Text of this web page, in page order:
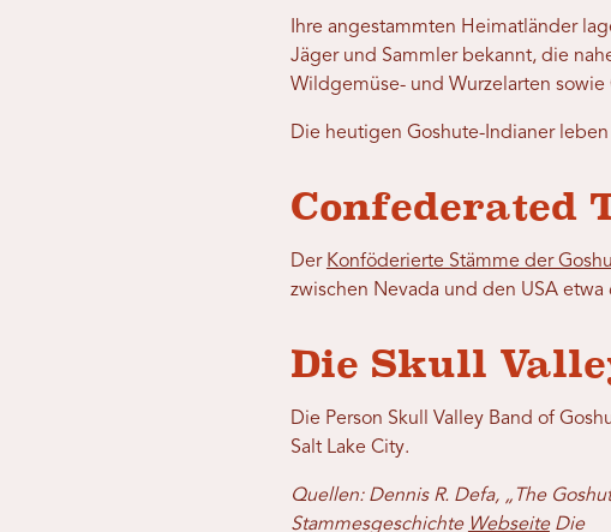
Ihre angestammten Heimatländer
Jäger und Sammler bekannt, die
Wildgemüse- und Wurzelarten
Die heutigen Goshute-Indianer
Confederated
Der Konföderierte Stämme der
zwischen Nevada und den USA
Die Skull
Die Person Skull Valley Band of
Salt Lake City.
Quellen: Dennis R. Defa, „The
Stammesgeschichte WebseiteDie